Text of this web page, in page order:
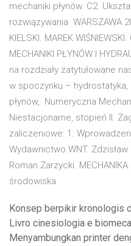
mechaniki płynów. C2.
rozwiązywania WARSZAWA
KIELSKI. MAREK
MECHANIKI PŁYNÓW I
na rozdziały zatytułowane
w spoczynku – hydrostatyka,
płynów, Numeryczna
Niestacjonarne, stopień II.
zaliczeniowe: 1.
Wydawnictwo WNT.
Roman Zarzycki.
środowiska
Konsep berpikir kronologis
Livro cinesiologia e
Menyambungkan printer